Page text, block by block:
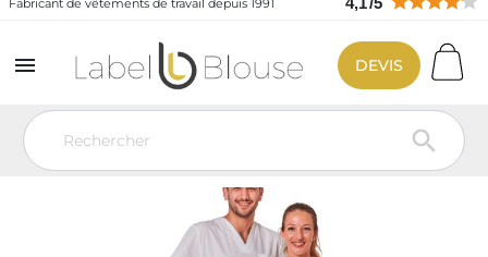
Fabricant de vêtements de travail depuis 1991


DEVIS
Vêtement de travail Blouse médicale
Ensemble Tunique Pantalon